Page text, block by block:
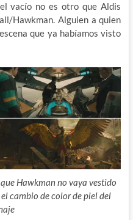
vacío no es otro que Aldis
Hawkman. Alguien a quien
que ya habíamos visto
Hawkman no vaya vestido
cambio de color de piel del